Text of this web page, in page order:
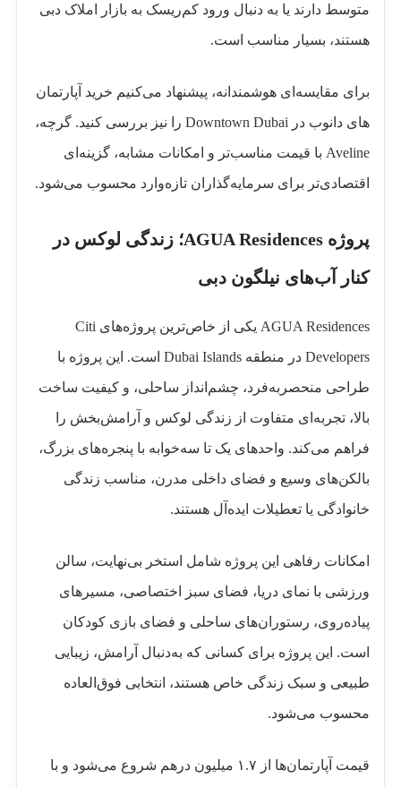
متوسط دارند یا به دنبال ورود کم‌ریسک به بازار املاک دبی
هستند، بسیار مناسب است.
برای مقایسه‌ای هوشمندانه، پیشنهاد می‌کنیم خرید آپارتمان
‌های دانوب در Downtown Dubai را نیز بررسی کنید. گرچه،
Aveline با قیمت مناسب‌تر و امکانات مشابه، گزینه‌ای
اقتصادی‌تر برای سرمایه‌گذاران تازه‌وارد محسوب می‌شود.
پروژه AGUA Residences؛ زندگی لوکس در
کنار آب‌های نیلگون دبی
AGUA Residences یکی از خاص‌ترین پروژه‌های Citi
Developers در منطقه Dubai Islands است. این پروژه با
طراحی منحصربه‌فرد، چشم‌انداز ساحلی، و کیفیت ساخت
بالا، تجربه‌ای متفاوت از زندگی لوکس و آرامش‌بخش را
فراهم می‌کند. واحدهای یک تا سه‌خوابه با پنجره‌های بزرگ،
بالکن‌های وسیع و فضای داخلی مدرن، مناسب زندگی
خانوادگی یا تعطیلات ایده‌آل هستند.
امکانات رفاهی این پروژه شامل استخر بی‌نهایت، سالن
ورزشی با نمای دریا، فضای سبز اختصاصی، مسیرهای
پیاده‌روی، رستوران‌های ساحلی و فضای بازی کودکان
است. این پروژه برای کسانی که به‌دنبال آرامش، زیبایی
طبیعی و سبک زندگی خاص هستند، انتخابی فوق‌العاده
محسوب می‌شود.
قیمت آپارتمان‌ها از ۱.۷ میلیون درهم شروع می‌شود و با